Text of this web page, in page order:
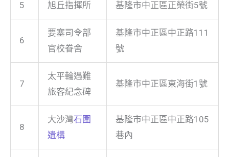
5 旭丘指揮所 基隆市中正區正榮街5號
6
要塞司令部
官校眷舍
基隆市中正區中正路111
號
7
太平輪遇難
旅客紀念碑
基隆市中正區東海街1號
8
大沙灣石圍
遺構
基隆市中正區中正路105
巷內